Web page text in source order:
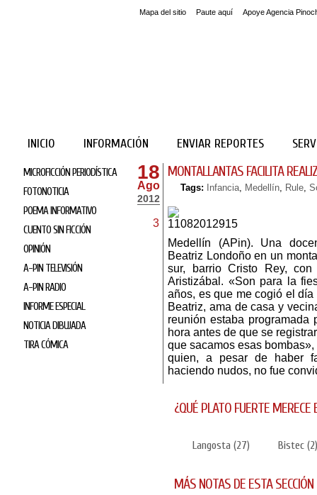
Mapa del sitio Paute aquí Apoye Agencia
INICIO INFORMACIÓN ENVIAR REPORTES
MICROFICCIÓN PERIODÍSTICA
FOTONOTICIA
POEMA INFORMATIVO
CUENTO SIN FICCIÓN
OPINIÓN
A-PIN TELEVISIÓN
A-PIN RADIO
INFORME ESPECIAL
NOTICIA DIBUJADA
TIRA CÓMICA
18
Ago
2012
3
MONTALLANTAS FACILITA
Tags: Infancia, Medellín, Rule,
Medellín (APin). Una
Beatriz Londoño en un
sur, barrio Cristo Rey,
Aristizábal. «Son para la
años, es que me cogió el
Beatriz, ama de casa y
reunión estaba
hora antes de que se
que sacamos esas
quien, a pesar de haber
haciendo nudos, no fue
¿QUÉ PLATO FUERTE MERECE
Langosta (27) Bistec (2)
MÁS NOTAS DE ESTA SECCIÓN